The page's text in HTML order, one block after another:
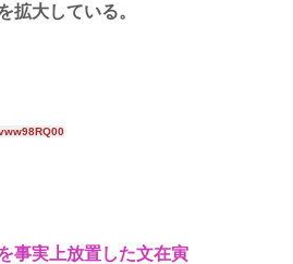
拡大している。
事実上放置した文在寅